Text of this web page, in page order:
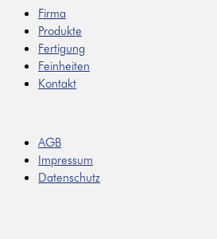
Firma
Produkte
Fertigung
Feinheiten
Kontakt
AGB
Impressum
Datenschutz